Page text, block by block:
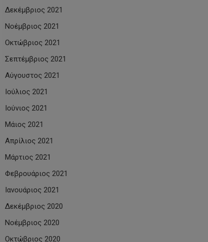
Δεκέμβριος 2021
Νοέμβριος 2021
Οκτώβριος 2021
Σεπτέμβριος 2021
Αύγουστος 2021
Ιούλιος 2021
Ιούνιος 2021
Μάιος 2021
Απρίλιος 2021
Μάρτιος 2021
Φεβρουάριος 2021
Ιανουάριος 2021
Δεκέμβριος 2020
Νοέμβριος 2020
Οκτώβριος 2020